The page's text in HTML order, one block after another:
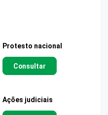
Protesto nacional
Consultar
Ações judiciais